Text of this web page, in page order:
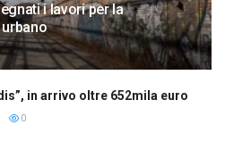
i lavori per la
in arrivo oltre 652mila euro
0